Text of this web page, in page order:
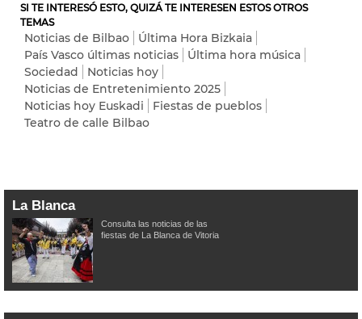
SI TE INTERESÓ ESTO, QUIZÁ TE INTERESEN ESTOS OTROS
TEMAS
Noticias de Bilbao
Última Hora Bizkaia
País Vasco últimas noticias
Última hora música
Sociedad
Noticias hoy
Noticias de Entretenimiento 2025
Noticias hoy Euskadi
Fiestas de pueblos
Teatro de calle Bilbao
La Blanca
Consulta las noticias de las
fiestas de La Blanca de Vitoria